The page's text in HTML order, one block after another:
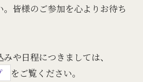
。皆様のご参加を心よりお待ち
や日程につきましては、
をご覧ください。